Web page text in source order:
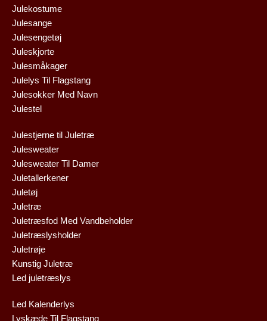
Julekostume
Julesange
Julesengetøj
Juleskjorte
Julesmåkager
Julelys Til Flagstang
Julesokker Med Navn
Julestel
Julestjerne til Juletræ
Julesweater
Julesweater Til Damer
Juletallerkener
Juletøj
Juletræ
Juletræsfod Med Vandbeholder
Juletræslysholder
Juletrøje
Kunstig Juletræ
Led juletræslys
Led Kalenderlys
Lyskæde Til Flagstang